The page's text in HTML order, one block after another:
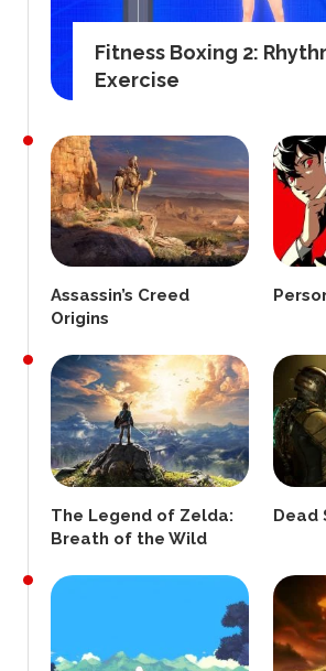
Fitness Boxing 2:
Exercise
Assassin’s Creed
Origins
The Legend of Zelda:
Breath of the Wild
Dead